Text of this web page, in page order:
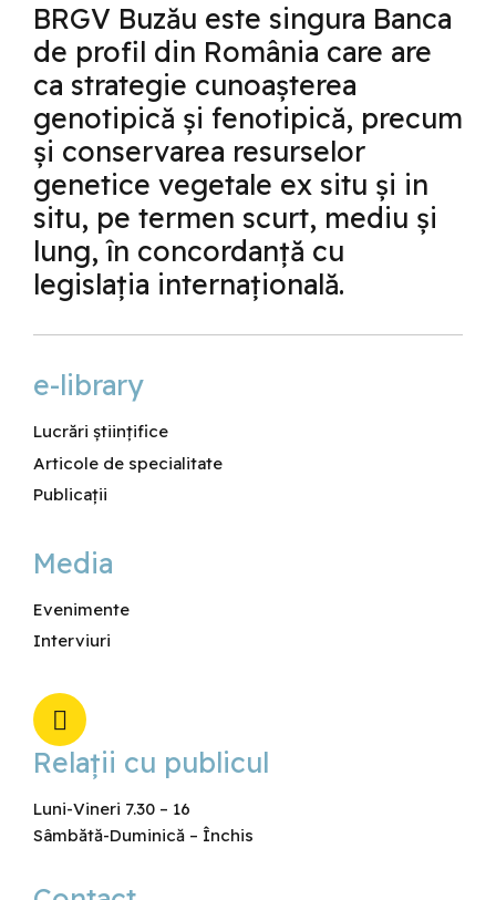
BRGV Buzău este singura Banca
de profil din România care are
ca strategie cunoașterea
genotipică și fenotipică, precum
și conservarea resurselor
genetice vegetale ex situ și in
situ, pe termen scurt, mediu și
lung, în concordanță cu
legislația internațională.
e-library
Lucrări științifice
Articole de specialitate
Publicații
Media
Evenimente
Interviuri
Relaţii cu publicul
Luni-Vineri 7.30 – 16
Sâmbătă-Duminică – Închis